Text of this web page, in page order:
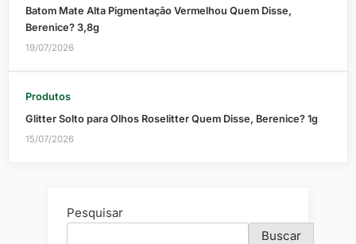
Batom Mate Alta Pigmentação Vermelhou Quem Disse,
Berenice? 3,8g
19/07/2026
Produtos
Glitter Solto para Olhos Roselitter Quem Disse, Berenice? 1g
15/07/2026
Pesquisar
Buscar